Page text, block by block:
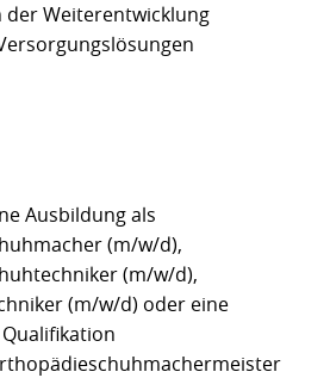
der Weiterentwicklung
Ausbildung als
(m/w/d),
(m/w/d),
(m/w/d) oder eine